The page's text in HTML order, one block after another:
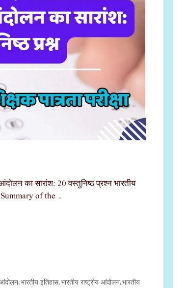
का सारांश: 20 वस्तुनिष्ठ प्रश्न भारतीय
of the …
, भारतीय इतिहास, भारतीय राष्ट्रीय आंदोलन, भारतीय